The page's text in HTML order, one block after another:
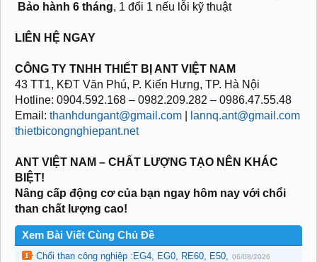
Bảo hành 6 tháng, 1 đổi 1 nếu lỗi kỹ thuật
LIÊN HỆ NGAY
CÔNG TY TNHH THIẾT BỊ ANT VIỆT NAM
43 TT1, KĐT Văn Phú, P. Kiến Hưng, TP. Hà Nội
Hotline: 0904.592.168 – 0982.209.282 – 0986.47.55.48
Email: thanhdungant@gmail.com
lannq.ant@gmail.com
thietbicongnghiepant.net
ANT VIỆT NAM – CHẤT LƯỢNG TẠO NÊN KHÁC
BIỆT!
Nâng cấp động cơ của bạn ngay hôm nay với chổi
than chất lượng cao!
Xem Bài Viết Cùng Chủ Đề
Chổi than công nghiệp :EG4, EG0, RE60, E50, 06/08/2026